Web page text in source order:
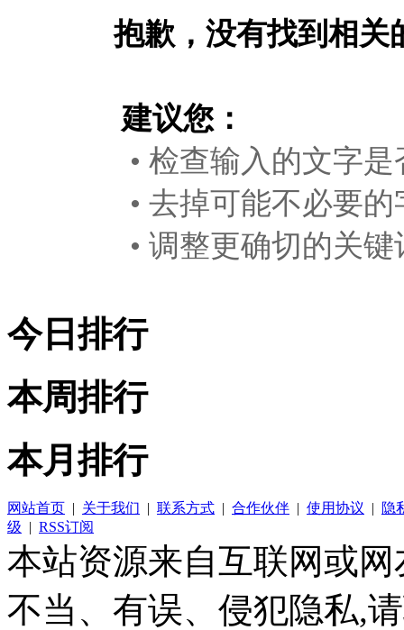
抱歉，没有找到相关
建议您：
• 检查输入的文字是
• 去掉可能不必要
• 调整更确切的关
今日排行
本周排行
本月排行
网站首页 | 关于我们 | 联系方式 | 合作伙伴 | 使用协议 |
隐
级 | RSS订阅
本站资源来自互联网或
不当、有误、侵犯隐私,